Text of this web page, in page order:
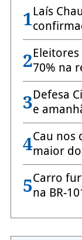
1Laís
270% na
3Defesa
e
4Cau nos
maior
5Carro
na BR-